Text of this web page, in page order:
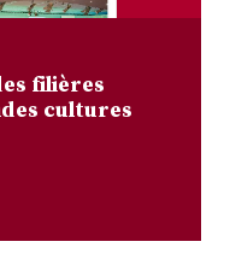
filières
cultures